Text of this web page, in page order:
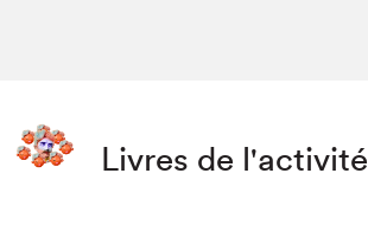
Livres de l'activité